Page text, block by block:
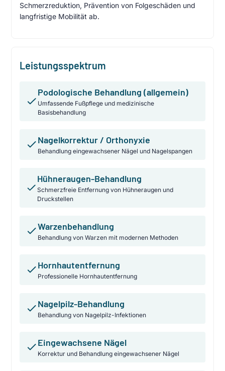
Schmerzreduktion, Prävention von Folgeschäden und
langfristige Mobilität ab.
Leistungsspektrum
Podologische Behandlung (allgemein)
Umfassende Fußpflege und medizinische
Basisbehandlung
Nagelkorrektur / Orthonyxie
Behandlung eingewachsener Nägel und Nagelspangen
Hühneraugen-Behandlung
Schmerzfreie Entfernung von Hühneraugen und
Druckstellen
Warzenbehandlung
Behandlung von Warzen mit modernen Methoden
Hornhautentfernung
Professionelle Hornhautentfernung
Nagelpilz-Behandlung
Behandlung von Nagelpilz-Infektionen
Eingewachsene Nägel
Korrektur und Behandlung eingewachsener Nägel